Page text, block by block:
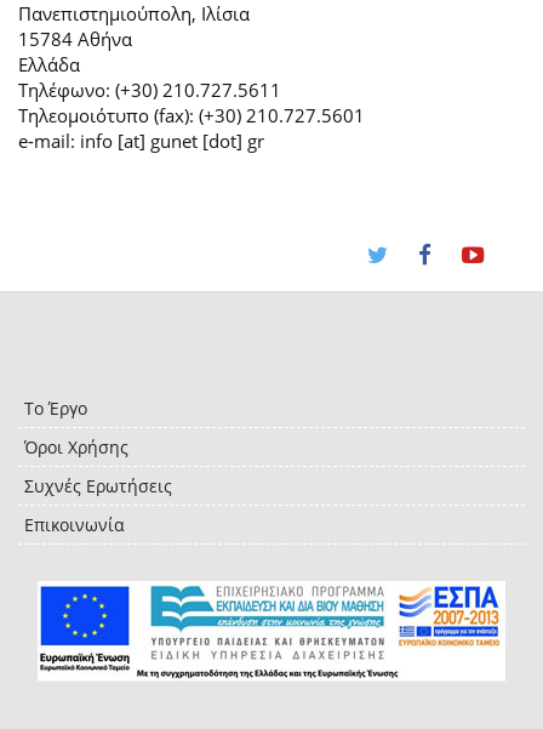
Πανεπιστημιούπολη, Ιλίσια
15784 Αθήνα
Ελλάδα
Τηλέφωνο: (+30) 210.727.5611
Τηλεομοιότυπο (fax): (+30) 210.727.5601
e-mail: info [at] gunet [dot] gr
Το Έργο
Όροι Χρήσης
Συχνές Ερωτήσεις
Επικοινωνία